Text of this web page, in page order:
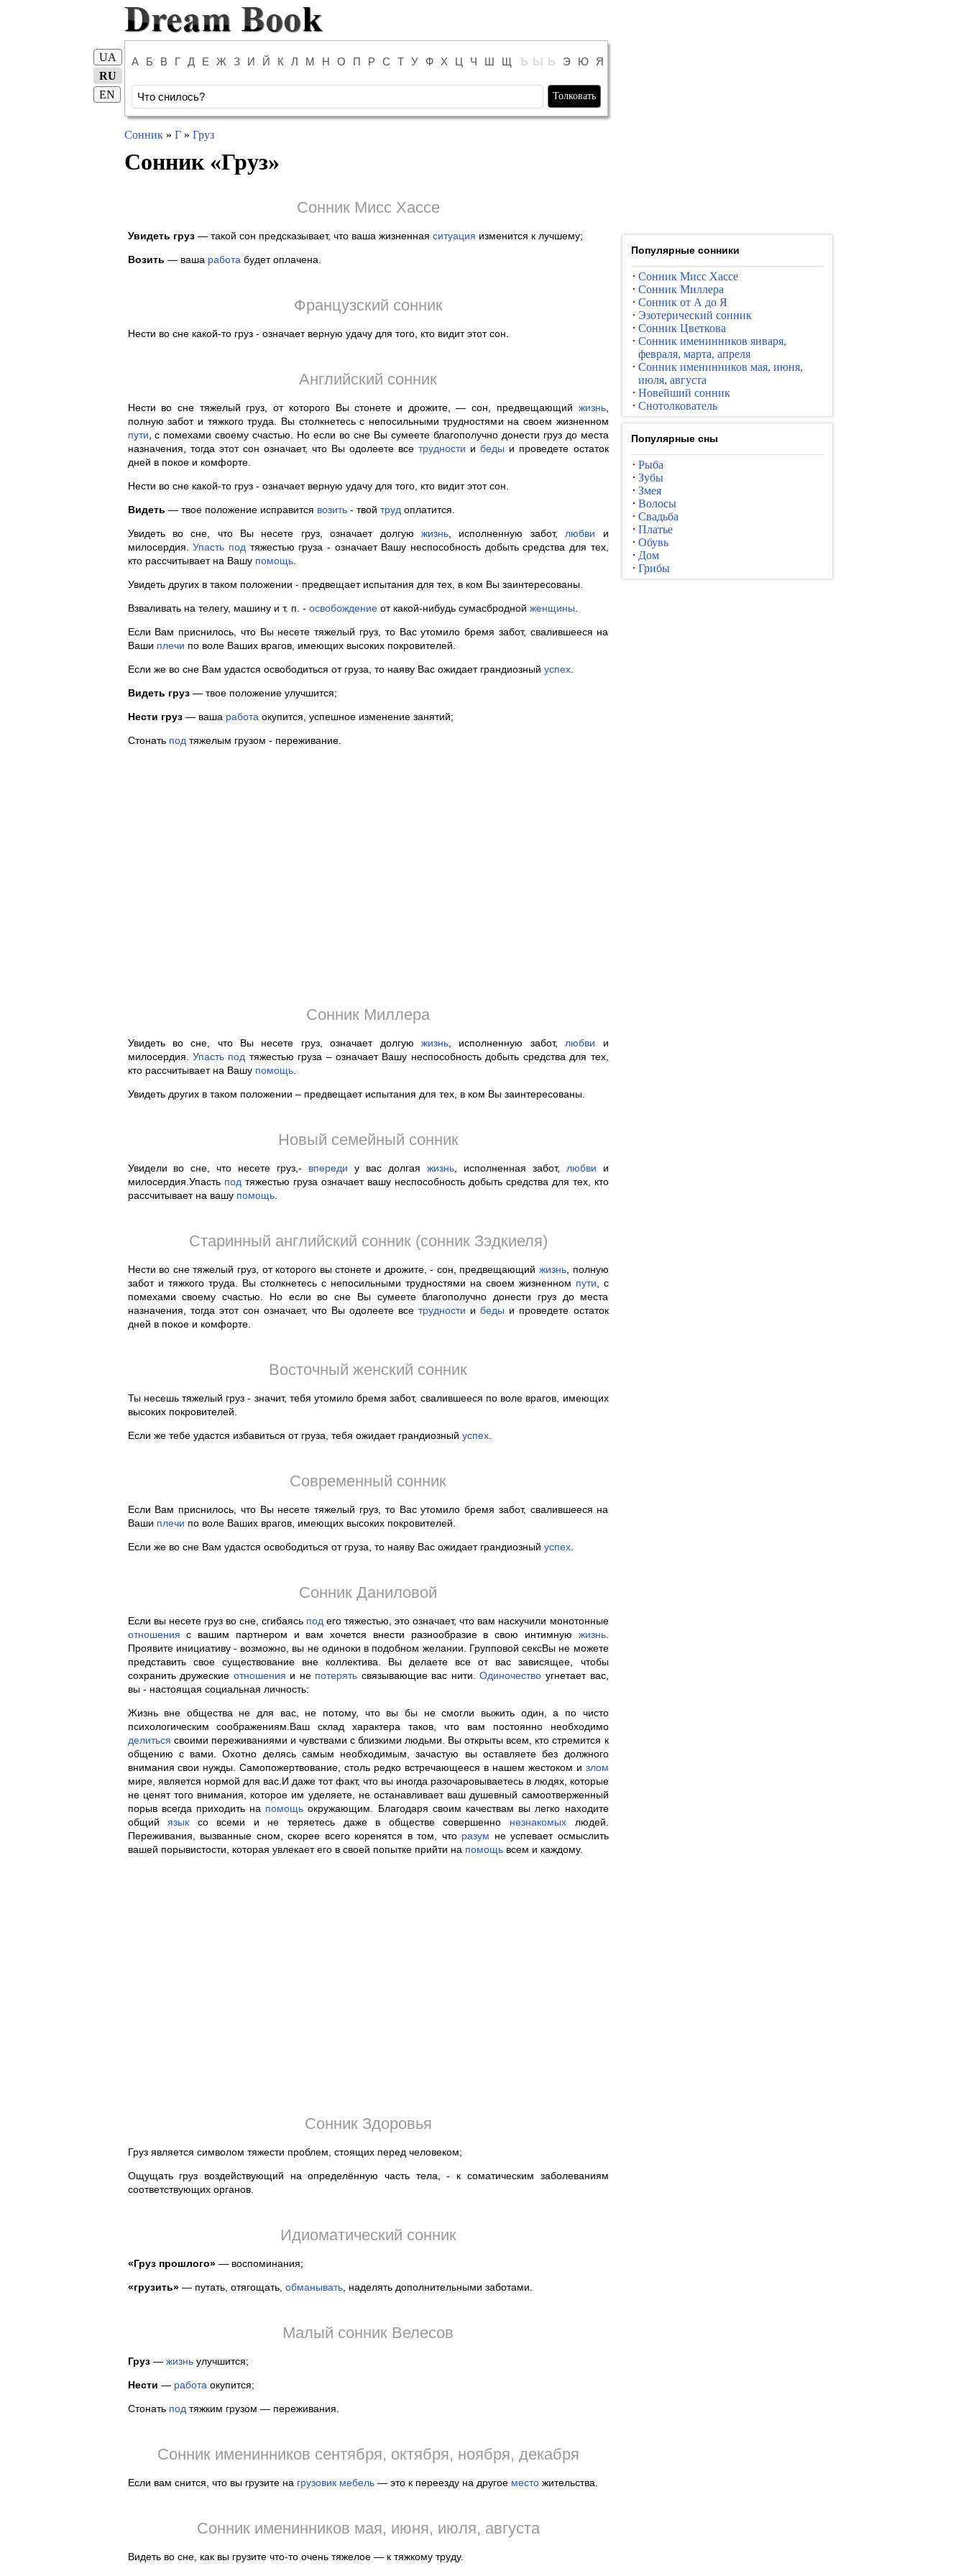
А Б В Г Д Е Ж З И Й К Л М Н О П Р С Т У Ф Х Ц Ч Ш Щ Ъ Ы Ь Э Ю Я
UA
RU
EN
Сонник» Г» Груз
Сонник «Груз»
Сонник Мисс Хассе
Увидеть груз— такой сон предсказывает, что ваша жизненная ситуация изменится к лучшему;
Возить — ваша работа будет оплачена.
Французский сонник
Нести во сне какой-то груз - означает верную удачу для того, кто видит этот сон.
Английский сонник
Нести во сне тяжелый груз, от которого Вы стонете и дрожите, — сон, предвещающий жизнь,
полную забот и тяжкого труда. Вы столкнетесь с непосильными трудностями на своем жизненном
пути , с помехами своему счастью. Но если во сне Вы сумеете благополучно донести груз до места
назначения, тогда этот сон означает, что Вы одолеете всетрудности ибеды и проведете остаток
дней в покое и комфорте.
Нести во сне какой-то груз - означает верную удачу для того, кто видит этот сон.
Видеть — твое положение исправится возить- твой труд оплатится.
Увидеть во сне, что Вы несете груз, означает долгую жизнь, исполненную забот, любви и
милосердия.Упасть под тяжестью груза - означает Вашу неспособность добыть средства для тех,
кто рассчитывает на Вашу помощь.
Увидеть других в таком положении - предвещает испытания для тех, в ком Вы заинтересованы.
Взваливать на телегу, машину и т. п. - освобождениеот какой-нибудь сумасбродной женщины
Если Вам приснилось, что Вы несете тяжелый груз, то Вас утомило бремя забот, свалившееся на
Ваши плечи по воле Ваших врагов, имеющих высоких покровителей.
Если же во сне Вам удастся освободиться от груза, то наяву Вас ожидает грандиозный успех.
Видеть груз— твое положение улучшится;
Нести груз— ваша работа окупится, успешное изменение занятий;
Стонать под тяжелым грузом - переживание.
Сонник Миллера
Увидеть во сне, что Вы несете груз, означает долгую жизнь, исполненную забот, любви и
милосердия. Упасть под тяжестью груза – означает Вашу неспособность добыть средства для тех,
кто рассчитывает на Вашу помощь.
Увидеть других в таком положении – предвещает испытания для тех, в ком Вы заинтересованы.
Новый семейный сонник
Увидели во сне, что несете груз,- впереди у вас долгая жизнь, исполненная забот, любви и
милосердия.Упасть под тяжестью груза означает вашу неспособность добыть средства для тех, кто
рассчитывает на вашу помощь.
Старинный английский сонник (сонник Зэдкиеля)
Нести во сне тяжелый груз, от которого вы стонете и дрожите, - сон, предвещающий жизнь, полную
забот и тяжкого труда. Вы столкнетесь с непосильными трудностями на своем жизненном пути , с
помехами своему счастью. Но если во сне Вы сумеете благополучно донести груз до места
назначения, тогда этот сон означает, что Вы одолеете всетрудности ибеды и проведете остаток
дней в покое и комфорте.
Восточный женский сонник
Ты несешь тяжелый груз - значит, тебя утомило бремя забот, свалившееся по воле врагов, имеющих
высоких покровителей.
Если же тебе удастся избавиться от груза, тебя ожидает грандиозный успех.
Современный сонник
Если Вам приснилось, что Вы несете тяжелый груз, то Вас утомило бремя забот, свалившееся на
Ваши плечи по воле Ваших врагов, имеющих высоких покровителей.
Если же во сне Вам удастся освободиться от груза, то наяву Вас ожидает грандиозный успех.
Сонник Даниловой
Если вы несете груз во сне, сгибаясь под его тяжестью, это означает, что вам наскучили монотонные
отношения с вашим партнером и вам хочется внести разнообразие в свою интимную жизнь.
Проявите инициативу - возможно, вы не одиноки в подобном желании. Групповой сексВы не можете
представить свое существование вне коллектива. Вы делаете все от вас зависящее, чтобы
сохранить дружеские отношения и не потерять связывающие вас нити.Одиночество угнетает вас,
вы - настоящая социальная личность:
Жизнь вне общества не для вас, не потому, что вы бы не смогли выжить один, а по чисто
психологическим соображениям.Ваш склад характера таков, что вам постоянно необходимо
делиться своими переживаниями и чувствами с близкими людьми. Вы открыты всем, кто стремится к
общению с вами. Охотно делясь самым необходимым, зачастую вы оставляете без должного
внимания свои нужды. Самопожертвование, столь редко встречающееся в нашем жестоком и злом
мире, является нормой для вас.И даже тот факт, что вы иногда разочаровываетесь в людях, которые
не ценят того внимания, которое им уделяете, не останавливает ваш душевный самоотверженный
порыв всегда приходить на помощь окружающим. Благодаря своим качествам вы легко находите
общийязык со всеми и не теряетесь даже в обществе совершенно незнакомыхлюдей.
Переживания, вызванные сном, скорее всего коренятся в том, что разум не успевает осмыслить
вашей порывистости, которая увлекает его в своей попытке прийти на помощьвсем и каждому.
Сонник Здоровья
Груз является символом тяжести проблем, стоящих перед человеком;
Ощущать груз воздействующий на определённую часть тела, - к соматическим заболеваниям
соответствующих органов.
Идиоматический сонник
«Груз прошлого»— воспоминания;
«грузить»— путать, отягощать, обманывать, наделять дополнительными заботами.
Малый сонник Велесов
Груз— жизньулучшится;
Нести — работа окупится;
Стонать под тяжким грузом — переживания.
Сонник именинников сентября, октября, ноября, декабря
Если вам снится, что вы грузите на грузовик мебель— это к переезду на другое местожительства.
Сонник именинников мая, июня, июля, августа
Видеть во сне, как вы грузите что-то очень тяжелое — к тяжкому труду.
Популярные сонники
Сонник Мисс Хассе
Сонник Миллера
Сонник от А до Я
Эзотерический сонник
Сонник Цветкова
Сонник именинников января,
февраля, марта, апреля
Сонник именинников мая, июня,
июля, августа
Новейший сонник
Снотолкователь
Популярные сны
Рыба
Зубы
Змея
Волосы
Свадьба
Платье
Обувь
Дом
Грибы